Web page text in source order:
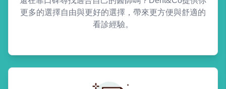
更多的選擇自由與更好的選擇，帶來更方便與舒適的
看診經驗。